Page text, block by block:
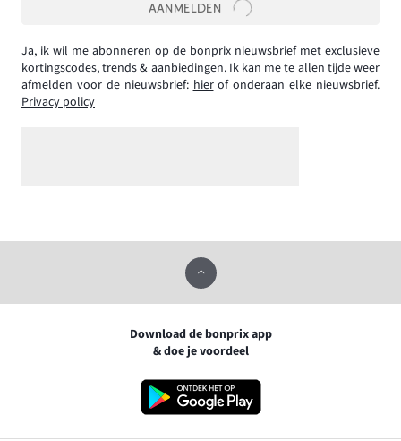
AANMELDEN
Ja, ik wil me abonneren op de bonprix nieuwsbrief met exclusieve
kortingscodes, trends & aanbiedingen. Ik kan me te allen tijde weer
afmelden voor de nieuwsbrief:hierof onderaan elke nieuwsbrief.
Privacy policy
Download de bonprix app
& doe je voordeel